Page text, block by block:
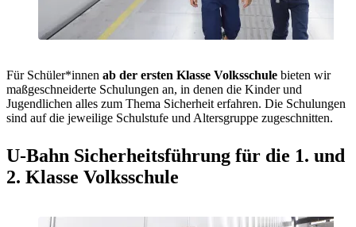
Für Schüler*innen ab der ersten Klasse Volksschule bieten wir
maßgeschneiderte Schulungen an, in denen die Kinder und
Jugendlichen alles zum Thema Sicherheit erfahren. Die Schulungen
sind auf die jeweilige Schulstufe und Altersgruppe zugeschnitten.
U-Bahn Sicherheitsführung für die 1. und
2. Klasse Volksschule